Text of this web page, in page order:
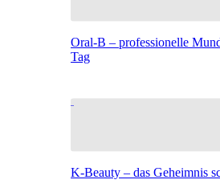
Oral-B – professionelle
Tag
K-Beauty – das Geheimnis